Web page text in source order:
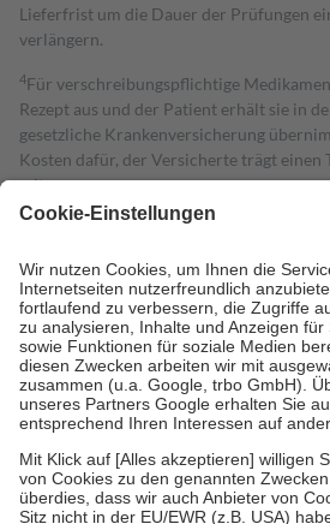
Lieferfrist um die Dauer der Prüfungen
verlängern.
4Für verschreibungspflichtige
Rezept aus und der Patient erhält sie in
gesetzliche Krankenversicherung
Kosten dafür, der Versicherte trägt einen
mit.
Grundsätzlich leisten Mitglieder
höchstens zehn Euro.
Es sind jedoch nie
Kosten der Leistung zu entrichten.
Diese Regeln gelten grundsätzlich auch
Bei Heilmitteln und häuslicher
Zuzahlung zehn Prozent der Kosten
Verordnung.
Um das Engagement der Versicherten für
stärken und die besondere Stellung der
fallenkeine Zuzahlungenan bei:
• Kindern und Jugendlichen bis zum
mit Ausnahme der Fahrkosten